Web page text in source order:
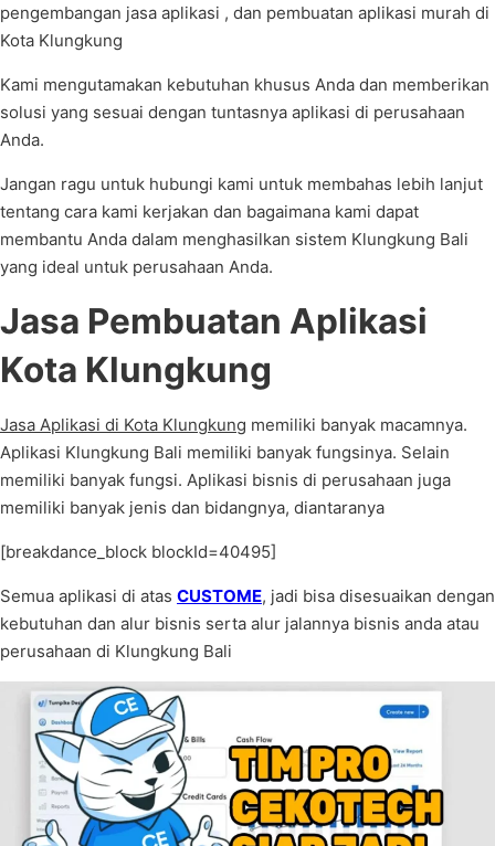
pengembangan jasa aplikasi , dan pembuatan aplikasi murah di
Kota Klungkung
Kami mengutamakan kebutuhan khusus Anda dan memberikan
solusi yang sesuai dengan tuntasnya aplikasi di perusahaan
Anda.
Jangan ragu untuk hubungi kami untuk membahas lebih lanjut
tentang cara kami kerjakan dan bagaimana kami dapat
membantu Anda dalam menghasilkan sistem Klungkung Bali
yang ideal untuk perusahaan Anda.
Jasa Pembuatan Aplikasi
Kota Klungkung
Jasa Aplikasi di Kota Klungkung memiliki banyak macamnya.
Aplikasi Klungkung Bali memiliki banyak fungsinya. Selain
memiliki banyak fungsi. Aplikasi bisnis di perusahaan juga
memiliki banyak jenis dan bidangnya, diantaranya
[breakdance_block blockId=40495]
Semua aplikasi di atas CUSTOME, jadi bisa disesuaikan dengan
kebutuhan dan alur bisnis serta alur jalannya bisnis anda atau
perusahaan di Klungkung Bali